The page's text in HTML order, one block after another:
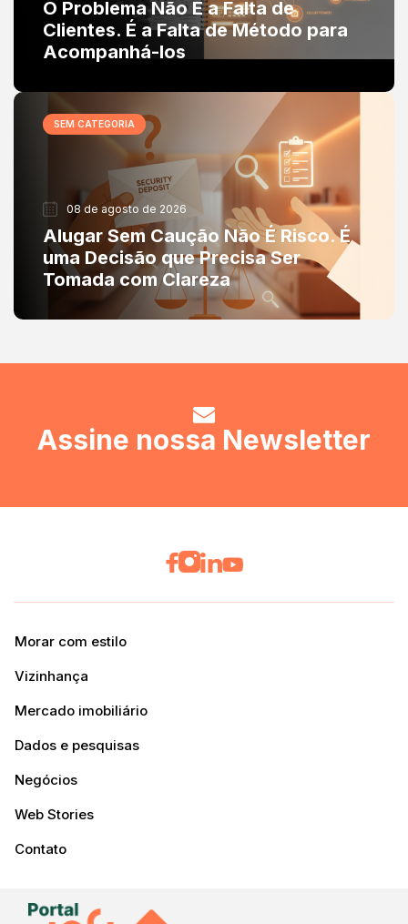
O Problema Não É a Falta de
Clientes. É a Falta de Método para
Acompanhá-los
SEM CATEGORIA
08 de agosto de 2026
Alugar Sem Caução Não É Risco. É
uma Decisão que Precisa Ser
Tomada com Clareza
Assine nossa Newsletter
Morar com estilo
Vizinhança
Mercado imobiliário
Dados e pesquisas
Negócios
Web Stories
Contato